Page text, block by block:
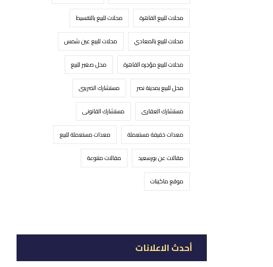
محلات للبيع القاهرة محلات للبيع بالتقسيط
محلات للبيع بالمعادي محلات للبيع عين شمس
محلات للبيع مؤجره القاهرة محل صغير للبيع
محل للبيع بمدينة نصر مستشارك الضريبى
مستشارك العقارى مستشارك القانونى
معدات خفيفة مستعملة معدات مستعملة للبيع
مقالات عن بورسعيد مقالات متنوعة
موقع ماكينات
أحدث الاعلانات